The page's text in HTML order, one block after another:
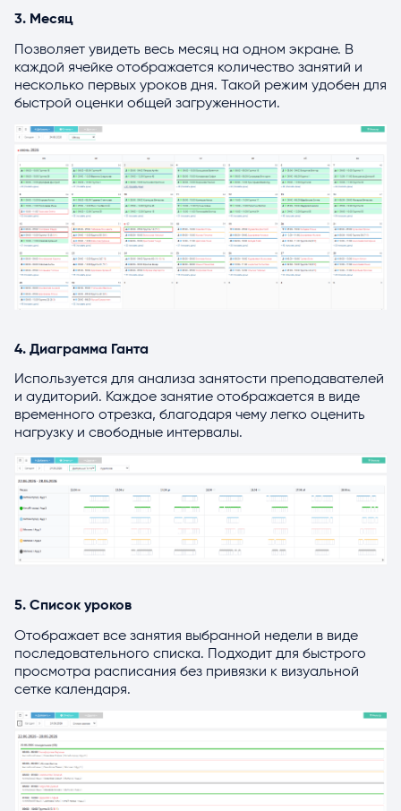
3. Месяц
Позволяет увидеть весь месяц на одном экране. В
каждой ячейке отображается количество занятий и
несколько первых уроков дня. Такой режим удобен для
быстрой оценки общей загруженности.
4. Диаграмма Ганта
Используется для анализа занятости преподавателей
и аудиторий. Каждое занятие отображается в виде
временного отрезка, благодаря чему легко оценить
нагрузку и свободные интервалы.
5. Список уроков
Отображает все занятия выбранной недели в виде
последовательного списка. Подходит для быстрого
просмотра расписания без привязки к визуальной
сетке календаря.